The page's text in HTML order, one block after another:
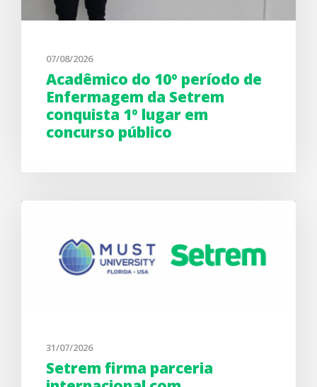
07/08/2026
Acadêmico do 10º período de
Enfermagem da Setrem
conquista 1º lugar em
concurso público
31/07/2026
Setrem firma parceria